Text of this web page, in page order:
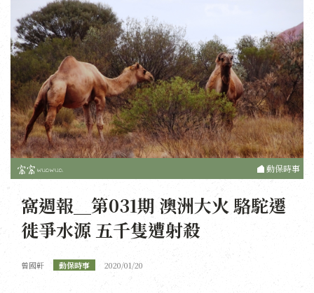
動保時事
窩週報＿第031期 澳洲大火 駱駝遷
徙爭水源 五千隻遭射殺
曾國軒 動保時事 2020/01/20